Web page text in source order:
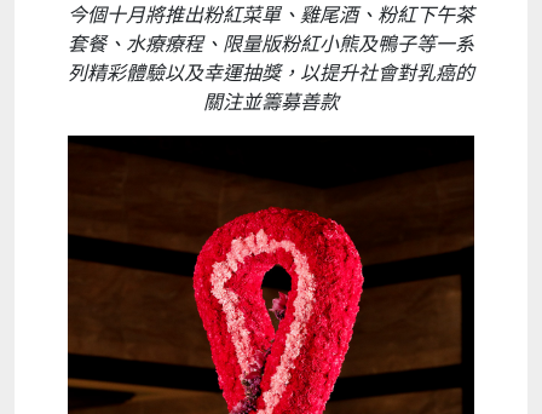
今個十月將推出粉紅菜單、雞尾酒、粉紅下午茶
套餐、水療療程、限量版粉紅小熊及鴨子等一系
列精彩體驗以及幸運抽獎，以提升社會對乳癌的
關注並籌募善款